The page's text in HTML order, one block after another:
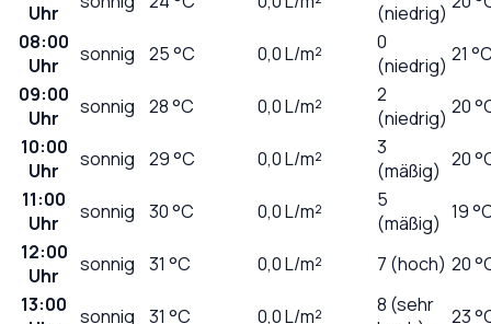
Uhr
(niedrig)
08:00
Uhr
sonnig 25°C 0,0L/m²
0
(niedrig) 21
09:00
Uhr
sonnig 28°C 0,0L/m²
2
(niedrig) 20
10:00
Uhr
sonnig 29°C 0,0L/m²
3
(mäßig) 20
11:00
Uhr
sonnig 30°C 0,0L/m²
5
(mäßig) 19
12:00
Uhr
sonnig 31 °C 0,0L/m² 7 (hoch) 20
13:00 sonnig 31 °C 0,0L/m²
8 (sehr
23